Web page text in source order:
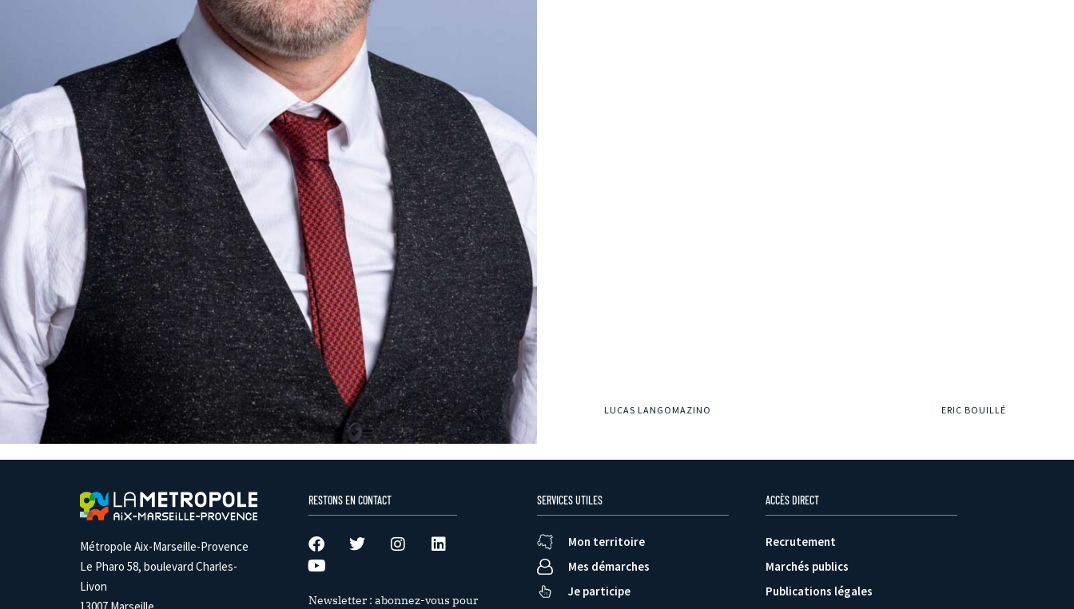
LUCAS LANGOMAZINO ERIC BOUILLÉ
Métropole Aix-Marseille-Provence
Le Pharo 58, boulevard Charles-
Livon
13007 Marseille
RESTONS EN CONTACT
Newsletter : abonnez-vous pour
SERVICES UTILES
Mon territoire
Mes démarches
Je participe
ACCÈS DIRECT
Recrutement
Marchés publics
Publications légales